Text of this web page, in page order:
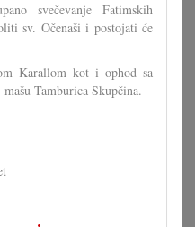
svečevanje Fatimskih
sv. Očenaši i postojati će
Karallom kot i ophod sa
Tamburica Skupčina.